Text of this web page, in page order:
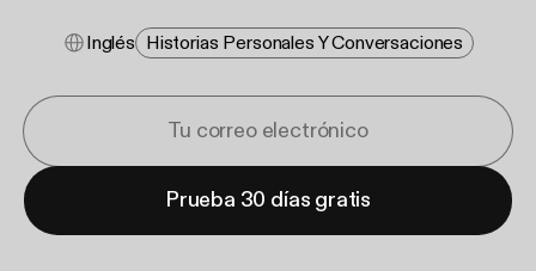
Inglés Historias Personales Y Conversaciones
Prueba 30 días gratis